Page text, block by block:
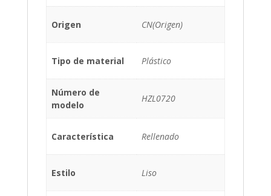
Origen CN(Origen)
Tipo de material Plástico
Número de
modelo
HZL0720
Característica Rellenado
Estilo Liso